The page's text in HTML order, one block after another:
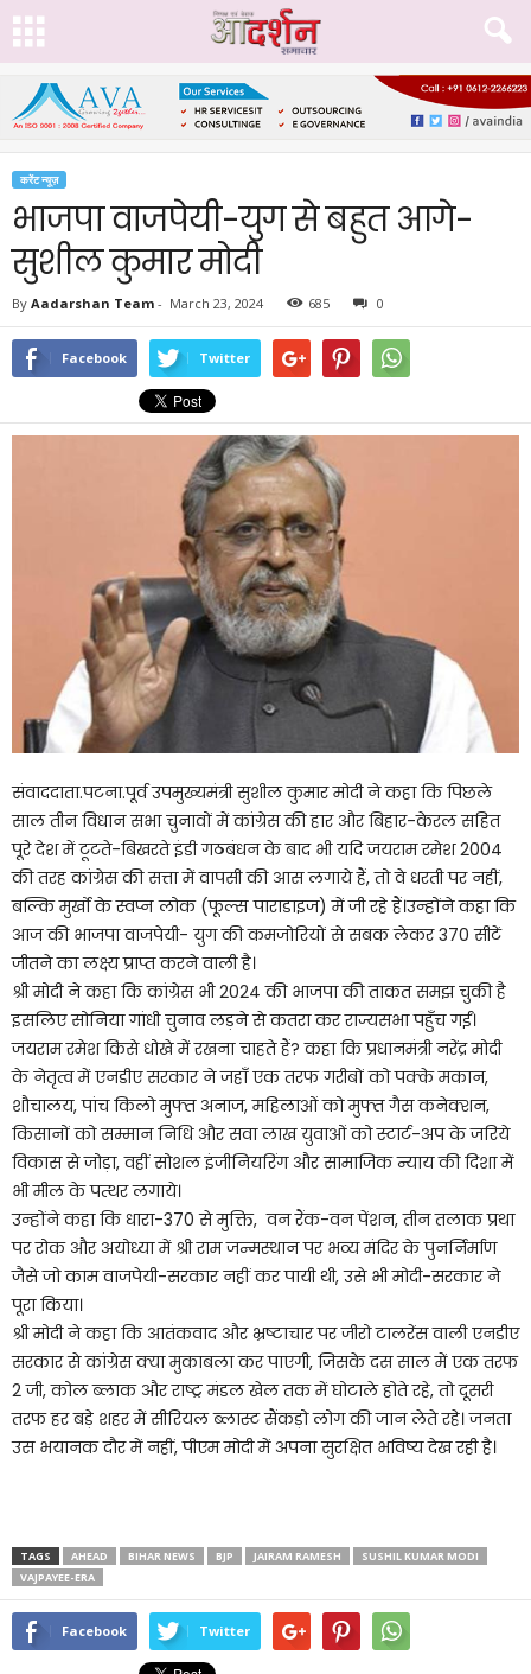
करेंट न्यूज़
भाजपा वाजपेयी-युग से बहुत आगे-
सुशील कुमार मोदी
By Aadarshan Team - March 23, 2024 685 0
Facebook Twitter
संवाददाता.पटना.पूर्व उपमुख्यमंत्री सुशील कुमार मोदी ने कहा कि पिछले
साल तीन विधान सभा चुनावों में कांग्रेस की हार और बिहार-केरल सहित
पूरे देश में टूटते-बिखरते इंडी गठबंधन के बाद भी यदि जयराम रमेश 2004
की तरह कांग्रेस की सत्ता में वापसी की आस लगाये हैं, तो वे धरती पर नहीं,
बल्कि मुर्खो के स्वप्न लोक (फूल्स पाराडाइज) में जी रहे हैं।उन्होंने कहा कि
आज की भाजपा वाजपेयी- युग की कमजोरियों से सबक लेकर 370 सीटें
जीतने का लक्ष्य प्राप्त करने वाली है।
श्री मोदी ने कहा कि कांग्रेस भी 2024 की भाजपा की ताकत समझ चुकी है
इसलिए सोनिया गांधी चुनाव लड़ने से कतरा कर राज्यसभा पहुँच गईं।
जयराम रमेश किसे धोखे में रखना चाहते हैं? कहा कि प्रधानमंत्री नरेंद्र मोदी
के नेतृत्व में एनडीए सरकार ने जहाँ एक तरफ गरीबों को पक्के मकान,
शौचालय, पांच किलो मुफ्त अनाज, महिलाओं को मुफ्त गैस कनेक्शन,
किसानों को सम्मान निधि और सवा लाख युवाओं को स्टार्ट-अप के जरिये
विकास से जोड़ा, वहीं सोशल इंजीनियरिंग और सामाजिक न्याय की दिशा में
भी मील के पत्थर लगाये।
उन्होंने कहा कि धारा-370 से मुक्ति, वन रैंक-वन पेंशन, तीन तलाक प्रथा
पर रोक और अयोध्या में श्री राम जन्मस्थान पर भव्य मंदिर के पुनर्निर्माण
जैसे जो काम वाजपेयी-सरकार नहीं कर पायी थी, उसे भी मोदी-सरकार ने
पूरा किया।
श्री मोदी ने कहा कि आतंकवाद और भ्रष्टाचार पर जीरो टालरेंस वाली एनडीए
सरकार से कांग्रेस क्या मुकाबला कर पाएगी, जिसके दस साल में एक तरफ
2 जी, कोल ब्लाक और राष्ट्र मंडल खेल तक में घोटाले होते रहे, तो दूसरी
तरफ हर बड़े शहर में सीरियल ब्लास्ट सैंकड़ो लोग की जान लेते रहे। जनता
उस भयानक दौर में नहीं, पीएम मोदी में अपना सुरक्षित भविष्य देख रही है।
TAGS AHEAD BIHAR NEWS BJP JAIRAM RAMESH
SUSHIL KUMAR MODI
VAJPAYEE-ERA
Facebook Twitter